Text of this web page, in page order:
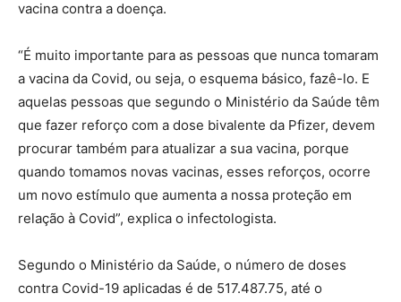
vacina contra a doença.
“É muito importante para as pessoas que nunca tomaram
a vacina da Covid, ou seja, o esquema básico, fazê-lo. E
aquelas pessoas que segundo o Ministério da Saúde têm
que fazer reforço com a dose bivalente da Pfizer, devem
procurar também para atualizar a sua vacina, porque
quando tomamos novas vacinas, esses reforços, ocorre
um novo estímulo que aumenta a nossa proteção em
relação à Covid”, explica o infectologista.
Segundo o Ministério da Saúde, o número de doses
contra Covid-19 aplicadas é de 517.487.75, até o